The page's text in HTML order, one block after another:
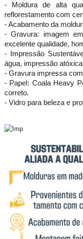
- Moldura de alta
reflorestamento com
- Acabamento da
- Gravura: imagem
excelente qualidade,
- Impressão
gua, impressão atóxica
- Gravura impressa
- Papel: Coala Heavy
correto.
- Vidro para beleza e